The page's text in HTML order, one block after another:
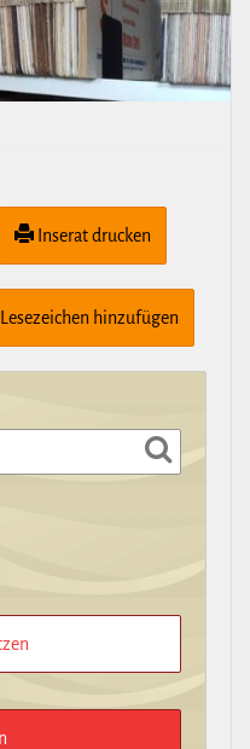
Inserat drucken
Lese­zei­chen hin­zu­fügen